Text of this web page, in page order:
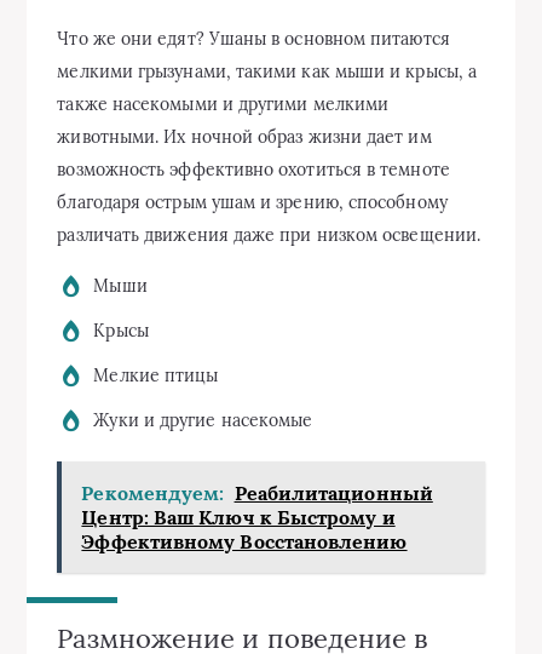
Что же они едят? Ушаны в основном питаются
мелкими грызунами, такими как мыши и крысы, а
также насекомыми и другими мелкими
животными. Их ночной образ жизни дает им
возможность эффективно охотиться в темноте
благодаря острым ушам и зрению, способному
различать движения даже при низком освещении.
Мыши
Крысы
Мелкие птицы
Жуки и другие насекомые
Рекомендуем: Реабилитационный
Центр: Ваш Ключ к Быстрому и
Эффективному Восстановлению
Размножение и поведение в